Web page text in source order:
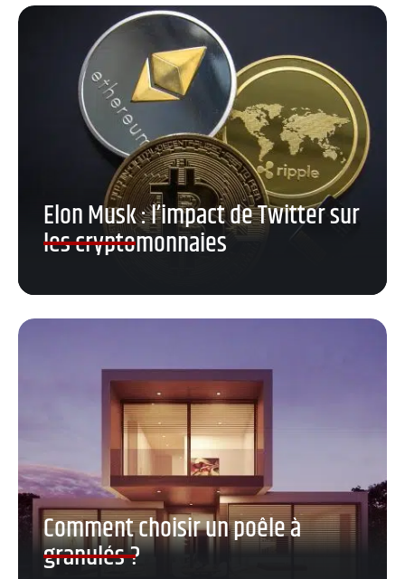
Elon Musk : l’impact de Twitter sur
les cryptomonnaies
Comment choisir un poêle à
granulés ?